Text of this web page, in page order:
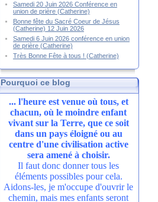
Samedi 20 Juin 2026 Conférence en
union de prière (Catherine)
Bonne fête du Sacré Coeur de Jésus
(Catherine) 12 Juin 2026
Samedi 6 Juin 2026 conférence en union
de prière (Catherine)
Très Bonne Fête à tous ! (Catherine)
Pourquoi ce blog
... l'heure est venue où tous, et
chacun, où le moindre enfant
vivant sur la Terre, que ce soit
dans un pays éloigné ou au
centre d'une civilisation active
sera amené à choisir.
Il faut donc donner tous les
éléments possibles pour cela.
Aidons-les, je m'occupe d'ouvrir le
chemin, mais mes enfants seront